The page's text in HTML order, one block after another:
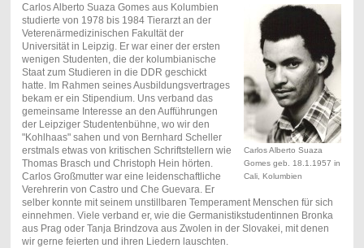
Carlos Alberto Suaza
Gomes geb. 18.1.1957 in
Cali, Kolumbien
Carlos Alberto Suaza Gomes aus Kolumbien
studierte von 1978 bis 1984 Tierarzt an der
Veterenärmedizinischen Fakultät der
Universität in Leipzig. Er war einer der ersten
wenigen Studenten, die der kolumbianische
Staat zum Studieren in die DDR geschickt
hatte. Im Rahmen seines Ausbildungsvertrages
bekam er ein Stipendium. Uns verband das
gemeinsame Interesse an den Aufführungen
der Leipziger Studentenbühne, wo wir den
"Kohlhaas" sahen und von Bernhard Scheller
erstmals etwas von kritischen Schriftstellern wie
Thomas Brasch und Christoph Hein hörten.
Carlos Großmutter war eine leidenschaftliche
Verehrerin von Castro und Che Guevara . Er
selber konnte mit seinem unstillbaren Temperament Menschen für sich
einnehmen. Viele verband er, wie die Germanistikstudentinnen Bronka
aus Prag oder Tanja Brindzova aus Zwolen in der Slovakei, mit denen
wir gerne feierten und ihren Liedern lauschten.